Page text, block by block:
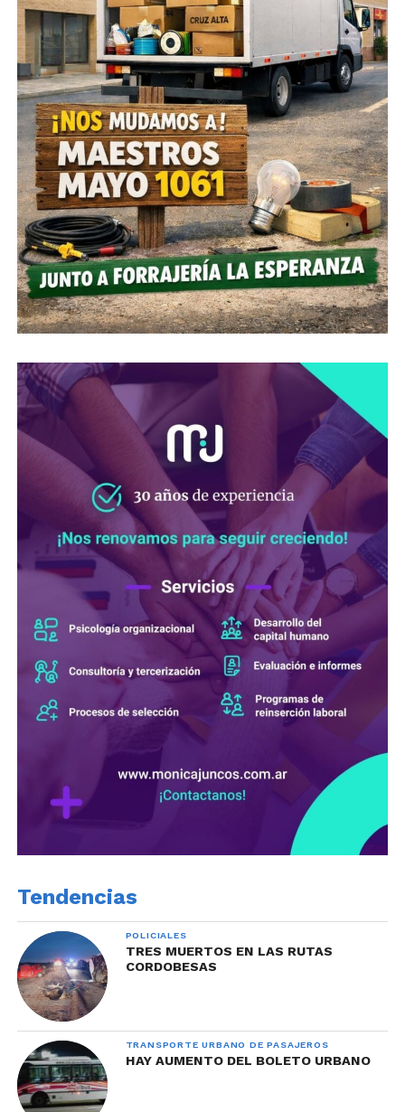
Tendencias
POLICIALES
TRES MUERTOS EN LAS RUTAS
CORDOBESAS
TRANSPORTE URBANO DE PASAJEROS
HAY AUMENTO DEL BOLETO URBANO